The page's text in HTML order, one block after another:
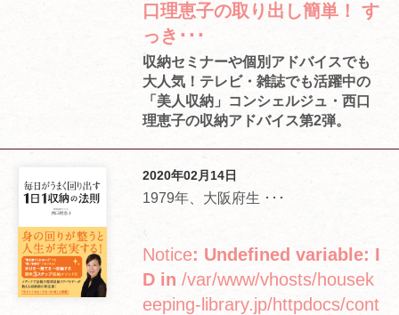
口理恵子の取り出し簡単！ す
っき･･･
収納セミナーや個別アドバイスでも
大人気！テレビ・雑誌でも活躍中の
「美人収納」コンシェルジュ・西口
理恵子の収納アドバイス第2弾。
2020年02月14日
1979年、大阪府生 ･･･
Notice: Undefined variable: I
D in /var/www/vhosts/housek
eeping-library.jp/httpdocs/cont